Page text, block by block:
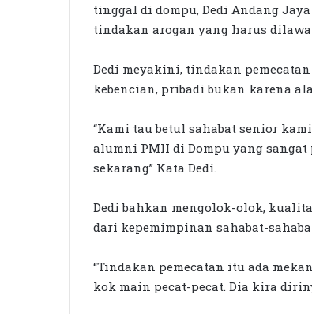
tinggal di dompu, Dedi Andang
tindakan arogan yang harus
Dedi meyakini, tindakan
kebencian, pribadi bukan karena
“Kami tau betul sahabat senior
alumni PMII di Dompu yang sangat
sekarang” Kata Dedi.
Dedi bahkan mengolok-olok,
dari kepemimpinan sahabat-
“Tindakan pemecatan itu ada
kok main pecat-pecat. Dia kira